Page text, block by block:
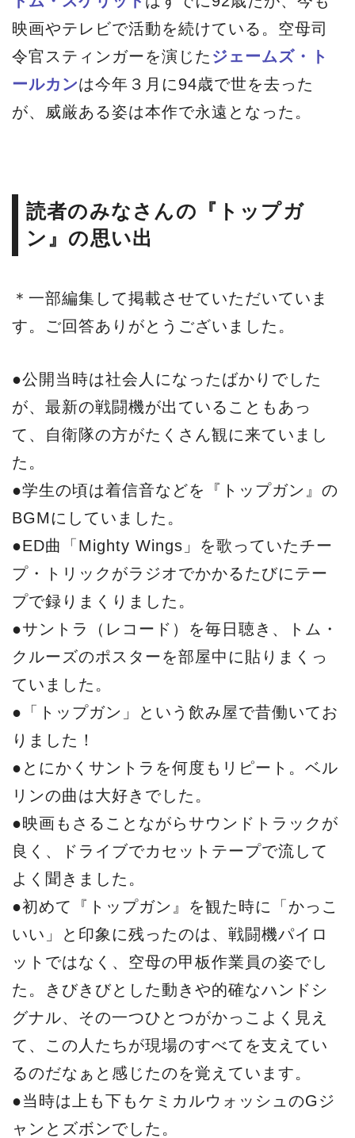
映画やテレビで活動を続けている。空母司
令官スティンガーを演じた ジェームズ・ト
ールカンは今年３月に94歳で世を去った
が、威厳ある姿は本作で永遠となった。
読者のみなさんの『トップガ
ン』の思い出
＊一部編集して掲載させていただいていま
す。ご回答ありがとうございました。
●公開当時は社会人になったばかりでした
が、最新の戦闘機が出ていることもあっ
て、自衛隊の方がたくさん観に来ていまし
た。
●学生の頃は着信音などを『トップガン』の
BGMにしていました。
●ED曲「Mighty Wings」を歌っていたチー
プ・トリックがラジオでかかるたびにテー
プで録りまくりました。
●サントラ（レコード）を毎日聴き、トム・
クルーズのポスターを部屋中に貼りまくっ
ていました。
●「トップガン」という飲み屋で昔働いてお
りました！
●とにかくサントラを何度もリピート。ベル
リンの曲は大好きでした。
●映画もさることながらサウンドトラックが
良く、ドライブでカセットテープで流して
よく聞きました。
●初めて『トップガン』を観た時に「かっこ
いい」と印象に残ったのは、戦闘機パイロ
ットではなく、空母の甲板作業員の姿でし
た。きびきびとした動きや的確なハンドシ
グナル、その一つひとつがかっこよく見え
て、この人たちが現場のすべてを支えてい
るのだなぁと感じたのを覚えています。
●当時は上も下もケミカルウォッシュのGジ
ャンとズボンでした。